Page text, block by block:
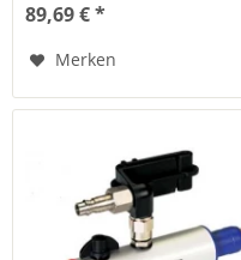
89,69 € *
Merken